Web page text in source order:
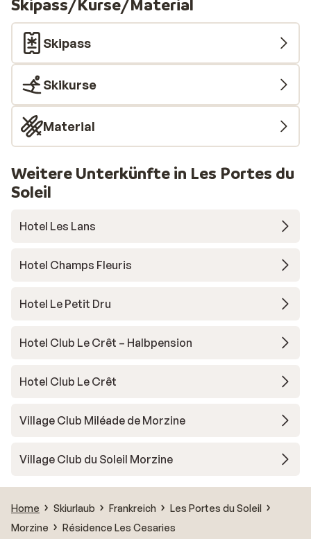
Skipass/Kurse/Material
Skipass
Skikurse
Material
Weitere Unterkünfte in Les Portes du
Soleil
Hotel Les Lans
Hotel Champs Fleuris
Hotel Le Petit Dru
Hotel Club Le Crêt – Halbpension
Hotel Club Le Crêt
Village Club Miléade de Morzine
Village Club du Soleil Morzine
Home Skiurlaub Frankreich
Les Portes du Soleil
Morzine
Résidence Les Cesaries